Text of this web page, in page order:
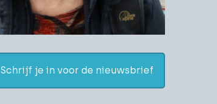
Schrijf je in voor de nieuwsbrief